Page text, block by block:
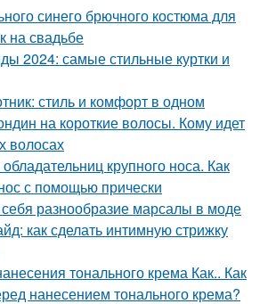
синего брючного костюма для
на свадьбе
2024: самые стильные куртки и
стиль и комфорт в одном
на короткие волосы. Кому идет
волосах
крупного носа. Как
с помощью прически
разнообразие марсалы в моде
как сделать интимную стрижку
тонального крема Как.. Как
нанесением тонального крема?